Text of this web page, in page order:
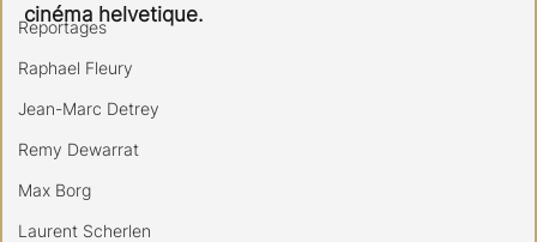
Reportages
Raphael Fleury
Jean-Marc Detrey
Remy Dewarrat
Max Borg
Laurent Scherlen
cinéma helvetique.